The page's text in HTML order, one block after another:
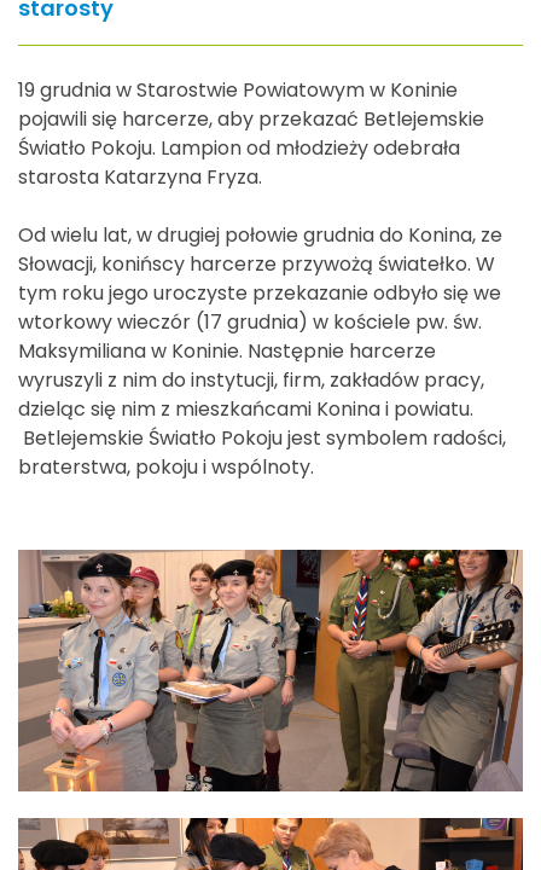
starosty
19 grudnia w Starostwie Powiatowym w Koninie
pojawili się harcerze, aby przekazać Betlejemskie
Światło Pokoju. Lampion od młodzieży odebrała
starosta Katarzyna Fryza.
Od wielu lat, w drugiej połowie grudnia do Konina, ze
Słowacji, konińscy harcerze przywożą światełko. W
tym roku jego uroczyste przekazanie odbyło się we
wtorkowy wieczór (17 grudnia) w kościele pw. św.
Maksymiliana w Koninie. Następnie harcerze
wyruszyli z nim do instytucji, firm, zakładów pracy,
dzieląc się nim z mieszkańcami Konina i powiatu.
Betlejemskie Światło Pokoju jest symbolem radości,
braterstwa, pokoju i wspólnoty.